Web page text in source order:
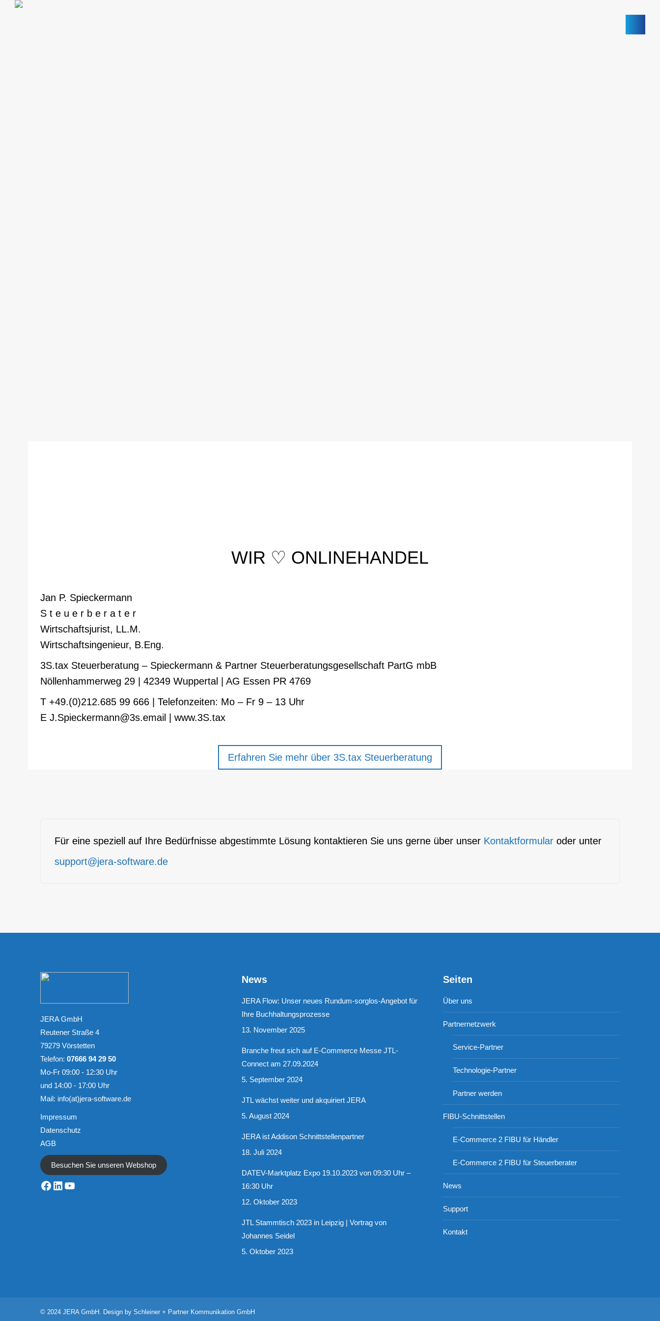
WIR ♡ ONLINEHANDEL
Jan P. Spieckermann
S t e u e r b e r a t e r
Wirtschaftsjurist, LL.M.
Wirtschaftsingenieur, B.Eng.
3S.tax Steuerberatung – Spieckermann & Partner Steuerberatungsgesellschaft PartG mbB
Nöllenhammerweg 29 | 42349 Wuppertal | AG Essen PR 4769
T +49.(0)212.685 99 666 | Telefonzeiten: Mo – Fr 9 – 13 Uhr
E J.Spieckermann@3s.email | www.3S.tax
Erfahren Sie mehr über 3S.tax Steuerberatung
Für eine speziell auf Ihre Bedürfnisse abgestimmte Lösung kontaktieren Sie uns gerne über unser Kontaktformular oder unter
support@jera-software.de
JERA GmbH
Reutener Straße 4
79279 Vörstetten
Telefon: 07666 94 29 50
Mo-Fr 09:00 - 12:30 Uhr
und 14:00 - 17:00 Uhr
Mail: info(at)jera-software.de
Impressum
Datenschutz
AGB
Besuchen Sie unseren Webshop
Facebook LinkedIn YouTube
News
JERA Flow: Unser neues Rundum-sorglos-Angebot für
Ihre Buchhaltungsprozesse
13. November 2025
Branche freut sich auf E-Commerce Messe JTL-
Connect am 27.09.2024
5. September 2024
JTL wächst weiter und akquiriert JERA
5. August 2024
JERA ist Addison Schnittstellenpartner
18. Juli 2024
DATEV-Marktplatz Expo 19.10.2023 von 09:30 Uhr –
16:30 Uhr
12. Oktober 2023
JTL Stammtisch 2023 in Leipzig | Vortrag von
Johannes Seidel
5. Oktober 2023
Seiten
Über uns
Partnernetzwerk
Service-Partner
Technologie-Partner
Partner werden
FIBU-Schnittstellen
E-Commerce 2 FIBU für Händler
E-Commerce 2 FIBU für Steuerberater
News
Support
Kontakt
© 2024 JERA GmbH. Design by Schleiner + Partner Kommunikation GmbH